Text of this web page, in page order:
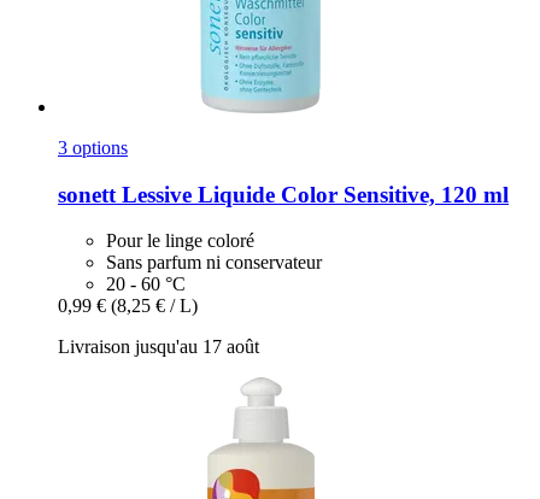
3 options
sonett Lessive Liquide Color Sensitive, 120 ml
Pour le linge coloré
Sans parfum ni conservateur
20 - 60 °C
0,99 € (8,25 € / L)
Livraison jusqu'au 17 août